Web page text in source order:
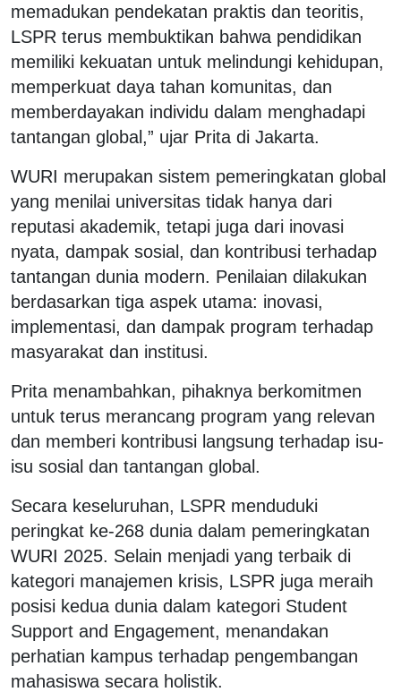
memadukan pendekatan praktis dan teoritis,
LSPR terus membuktikan bahwa pendidikan
memiliki kekuatan untuk melindungi kehidupan,
memperkuat daya tahan komunitas, dan
memberdayakan individu dalam menghadapi
tantangan global,” ujar Prita di Jakarta.
WURI merupakan sistem pemeringkatan global
yang menilai universitas tidak hanya dari
reputasi akademik, tetapi juga dari inovasi
nyata, dampak sosial, dan kontribusi terhadap
tantangan dunia modern. Penilaian dilakukan
berdasarkan tiga aspek utama: inovasi,
implementasi, dan dampak program terhadap
masyarakat dan institusi.
Prita menambahkan, pihaknya berkomitmen
untuk terus merancang program yang relevan
dan memberi kontribusi langsung terhadap isu-
isu sosial dan tantangan global.
Secara keseluruhan, LSPR menduduki
peringkat ke-268 dunia dalam pemeringkatan
WURI 2025. Selain menjadi yang terbaik di
kategori manajemen krisis, LSPR juga meraih
posisi kedua dunia dalam kategori Student
Support and Engagement, menandakan
perhatian kampus terhadap pengembangan
mahasiswa secara holistik.